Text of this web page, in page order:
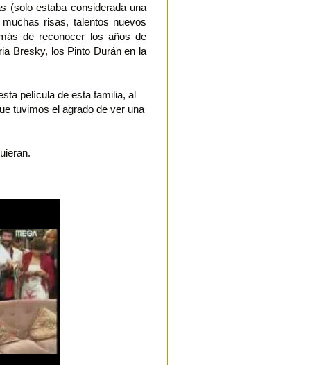
(solo estaba considerada una
risas, talentos nuevos
de reconocer los años de
Bresky, los Pinto Durán en la
película de esta familia, al
tuvimos el agrado de ver una